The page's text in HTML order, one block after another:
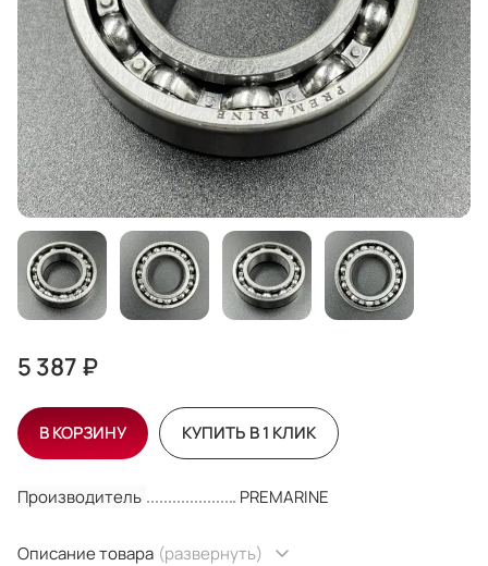
Производитель PREMARINE
Описание товара (развернуть)
5 387 ₽
В КОРЗИНУ КУПИТЬ В 1 КЛИК